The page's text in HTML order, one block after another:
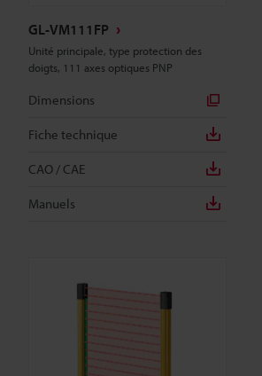
GL-VM111FP
Unité principale, type protection des
doigts, 111 axes optiques PNP
Dimensions
Fiche technique
CAO / CAE
Manuels